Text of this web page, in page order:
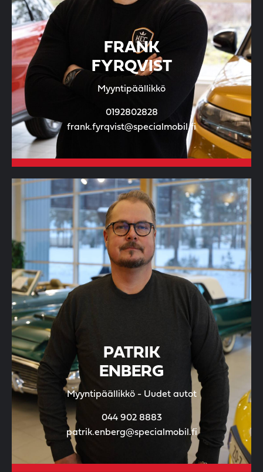
FRANK
FYRQVIST
Myyntipäällikkö
0192802828
frank.fyrqvist@specialmobil.fi
PATRIK
ENBERG
Myyntipäällikkö - Uudet autot
044 902 8883
patrik.enberg@specialmobil.fi